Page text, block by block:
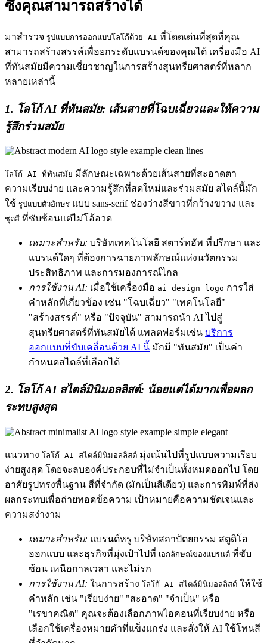
ซึ่งคุณสามารถสร้างได้
มาสำรวจ รูปแบบการออกแบบโลโก้ด้วย AI ที่โดดเด่นที่สุดที่คุณ
สามารถสร้างสรรค์เพื่อยกระดับแบรนด์ของคุณได้ เครื่องมือ AI
ที่ทันสมัยมีความเชี่ยวชาญในการสร้างสุนทรียศาสตร์ที่หลาก
หลายเหล่านี้
1. โลโก้ AI ที่ทันสมัย: เส้นสายที่โฉบเฉี่ยวและให้ความ
รู้สึกร่วมสมัย
โลโก้ AI ที่ทันสมัย มีลักษณะเฉพาะด้วยเส้นสายที่สะอาดตา
ความเรียบง่าย และความรู้สึกที่สดใหม่และร่วมสมัย สไตล์นี้มัก
ใช้ รูปแบบตัวอักษร แบบ sans-serif ช่องว่างสีขาวที่กว้างขวาง และ
ชุดสี ที่ซับซ้อนแต่ไม่โอ้อวด
เหมาะสำหรับ: บริษัทเทคโนโลยี สตาร์ทอัพ ที่ปรึกษา และ
แบรนด์ใดๆ ที่ต้องการฉายภาพลักษณ์แห่งนวัตกรรม
ประสิทธิภาพ และการมองการณ์ไกล
การใช้งาน AI: เมื่อใช้เครื่องมือ ai design logo การใส่
คำหลักที่เกี่ยวข้อง เช่น "โฉบเฉี่ยว" "เทคโนโลยี"
"สร้างสรรค์" หรือ "ปัจจุบัน" สามารถนำ AI ไปสู่
สุนทรียศาสตร์ที่ทันสมัยได้ แพลตฟอร์มเช่น บริการ
ออกแบบที่ขับเคลื่อนด้วย AI นี้ มักมี "ทันสมัย" เป็นค่า
กำหนดสไตล์ที่เลือกได้
2. โลโก้ AI สไตล์มินิมอลลิสต์: น้อยแต่ได้มากเพื่อผลก
ระทบสูงสุด
แนวทาง โลโก้ AI สไตล์มินิมอลลิสต์ มุ่งเน้นไปที่รูปแบบความเรียบ
ง่ายสูงสุด โดยจะลบองค์ประกอบที่ไม่จำเป็นทั้งหมดออกไป โดย
อาศัยรูปทรงพื้นฐาน สีที่จำกัด (มักเป็นสีเดียว) และการพิมพ์ที่ส่ง
ผลกระทบเพื่อถ่ายทอดข้อความ เป้าหมายคือความชัดเจนและ
ความสง่างาม
เหมาะสำหรับ: แบรนด์หรู บริษัทสถาปัตยกรรม สตูดิโอ
ออกแบบ และธุรกิจที่มุ่งเป้าไปที่ เอกลักษณ์ของแบรนด์ ที่ซับ
ซ้อน เหนือกาลเวลา และไม่รก
การใช้งาน AI: ในการสร้าง โลโก้ AI สไตล์มินิมอลลิสต์ ให้ใช้
คำหลัก เช่น "เรียบง่าย" "สะอาด" "จำเป็น" หรือ
"เรขาคณิต" คุณจะต้องเลือกภาพไอคอนที่เรียบง่าย หรือ
เลือกใช้เครื่องหมายคำที่แข็งแกร่ง และสั่งให้ AI ใช้โทนสี